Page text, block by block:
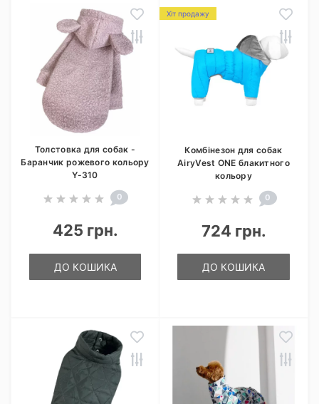
Толстовка для собак -
Баранчик рожевого кольору
Y-310
0
425 грн.
ДО КОШИКА
Хіт продажу
Комбінезон для собак
AiryVest ONE блакитного
кольору
0
724 грн.
ДО КОШИКА